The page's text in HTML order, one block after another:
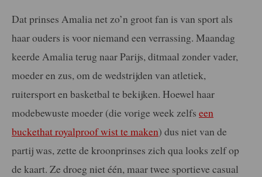
Dat prinses Amalia net zo’n groot fan is van sport als
haar ouders is voor niemand een verrassing. Maandag
keerde Amalia terug naar Parijs, ditmaal zonder vader,
moeder en zus, om de wedstrijden van atletiek,
ruitersport en basketbal te bekijken. Hoewel haar
modebewuste moeder (die vorige week zelfs een
buckethat royalproof wist te maken) dus niet van de
partij was, zette de kroonprinses zich qua looks zelf op
de kaart. Ze droeg niet één, maar twee sportieve casual